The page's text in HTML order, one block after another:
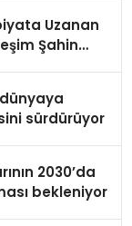
Uzanan
Şahin
sürdürüyor
2030’da
bekleniyor